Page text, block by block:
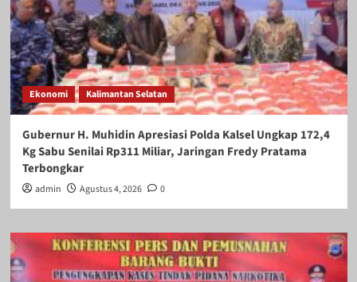
Ekonomi Kalimantan Selatan
Gubernur H. Muhidin Apresiasi Polda Kalsel Ungkap 172,4
Kg Sabu Senilai Rp311 Miliar, Jaringan Fredy Pratama
Terbongkar
admin Agustus 4, 2026 0